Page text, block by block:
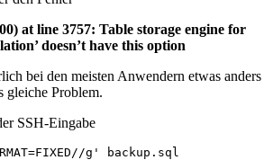
at line 3757: Table storage engine for
doesn’t have this option
bei den meisten Anwendern etwas anders
gleiche Problem.
SSH-Eingabe
g' backup.sql